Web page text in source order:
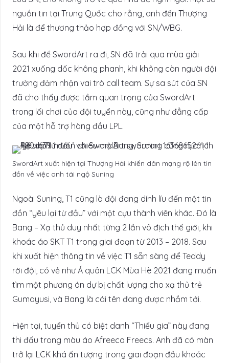
nguồn tin tại Trung Quốc cho rằng, anh đến Thượng
Hải là để thương thảo hợp đồng với SN/WBG.
Sau khi để SwordArt ra đi, SN đã trải qua mùa giải
2021 xuống dốc không phanh, khi không còn người đội
trưởng đảm nhận vai trò call team. Sự sa sút của SN
đã cho thấy được tầm quan trọng của SwordArt
trong lối chơi của đội tuyển này, cũng như đẳng cấp
của một hỗ trợ hàng đầu LPL.
SwordArt xuất hiện tại Thượng Hải khiến dân mạng rộ lên tin
đồn về việc anh tái ngộ Suning
Ngoài Suning, T1 cũng là đội đang dính líu đến một tin
đồn “yêu lại từ đầu” với một cựu thành viên khác. Đó là
Bang – Xạ thủ duy nhất từng 2 lần vô địch thế giới, khi
khoác áo SKT T1 trong giai đoạn từ 2013 – 2018. Sau
khi xuất hiện thông tin về việc T1 sẵn sàng để Teddy
rời đội, có vẻ như Á quân LCK Mùa Hè 2021 đang muốn
tìm một phương án dự bị chất lượng cho xạ thủ trẻ
Gumayusi, và Bang là cái tên đang được nhắm tới.
Hiện tại, tuyển thủ có biệt danh “Thiếu gia” này đang
thi đấu trong màu áo Afreeca Freecs. Anh đã có màn
trở lại LCK khá ấn tượng trong giai đoạn đầu khoác